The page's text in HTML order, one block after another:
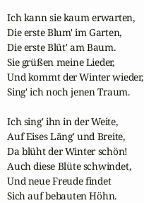
Ich kann sie kaum erwarten,
Die erste Blum' im Garten,
Die erste Blüt' am Baum.
Sie grüßen meine Lieder,
Und kommt der Winter wieder,
Sing' ich noch jenen Traum.
Ich sing' ihn in der Weite,
Auf Eises Läng' und Breite,
Da blüht der Winter schön!
Auch diese Blüte schwindet,
Und neue Freude findet
Sich auf bebauten Höhn.